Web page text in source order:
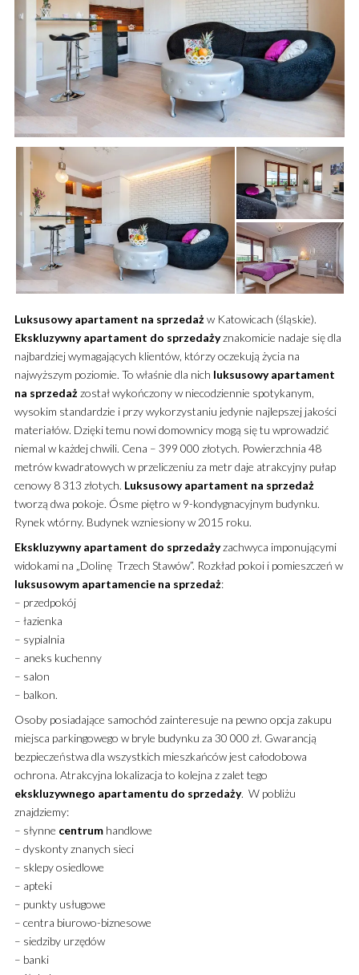
Luksusowy apartament na sprzedażw Katowicach (śląskie).
Ekskluzywny apartament do sprzedażyznakomicie nadaje się dla
najbardziej wymagających klientów, którzy oczekują życia na
najwyższym poziomie. To właśnie dla nich luksusowy apartament
na sprzedażzostał wykończony w niecodziennie spotykanym,
wysokim standardzie i przy wykorzystaniu jedynie najlepszej jakości
materiałów. Dzięki temu nowi domownicy mogą się tu wprowadzić
niemal w każdej chwili. Cena – 399 000 złotych. Powierzchnia 48
metrów kwadratowych w przeliczeniu za metr daje atrakcyjny pułap
cenowy 8 313 złotych. Luksusowy apartament na sprzedaż
tworzą dwa pokoje. Ósme piętro w 9-kondygnacyjnym budynku.
Rynek wtórny. Budynek wzniesiony w 2015 roku.
Ekskluzywny apartament do sprzedażyzachwyca imponującymi
widokami na „Dolinę Trzech Stawów”. Rozkład pokoi i pomieszczeń w
luksusowym apartamencie na sprzedaż:
– przedpokój
– łazienka
– sypialnia
– aneks kuchenny
– salon
– balkon.
Osoby posiadające samochód zainteresuje na pewno opcja zakupu
miejsca parkingowego w bryle budynku za 30 000 zł. Gwarancją
bezpieczeństwa dla wszystkich mieszkańców jest całodobowa
ochrona. Atrakcyjna lokalizacja to kolejna z zalet tego
ekskluzywnego apartamentu do sprzedaży. W pobliżu
znajdziemy:
– słynne centrumhandlowe
– dyskonty znanych sieci
– sklepy osiedlowe
– apteki
– punkty usługowe
– centra biurowo-biznesowe
– siedziby urzędów
– banki